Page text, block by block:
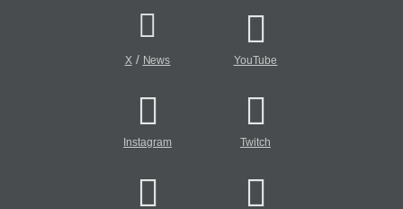
X/ News YouTube
Instagram Twitch